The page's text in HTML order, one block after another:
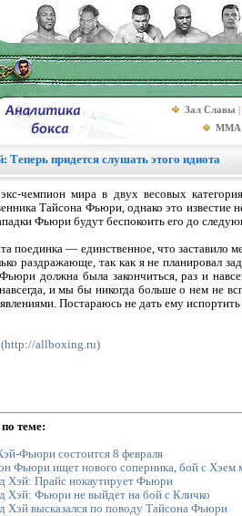
Зал Славы |
MMA
Теперь придется слушать этого идиота
чемпион мира в двух весовых
Тайсона Фьюри, однако это известие
Фьюри будут беспокоить его до
поединка — единственное, что заставило
раздражающе, так как я не планировал
должна была закончиться, раз и
и мы бы никогда больше о нем не
Постараюсь не дать ему
(http://allboxing.ru)
теме:
Фьюри состоится 8 февраля
Фьюри ищет нового соперника, бой с Хэем
Хэй: Прайс нокаутирует Фьюри
Хэй: Фьюри не выйдет на бой с Кличко
Хэй высказался по поводу Тайсона Фьюри